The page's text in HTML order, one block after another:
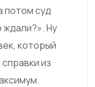
потом суд
ждали?». Ну
который
из